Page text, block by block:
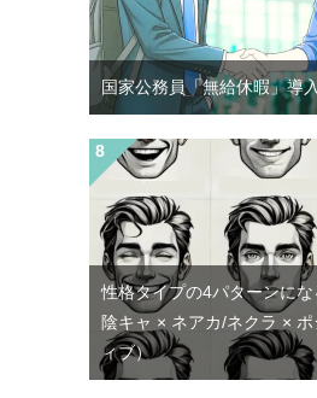
国家公務員「無給休暇」導
性格タイプの4パターンに
陰キャ × ネアカ/ネクラ ×
ィブ）